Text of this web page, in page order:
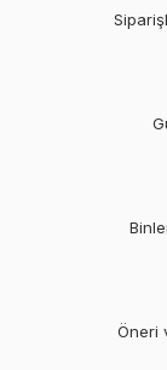
Öneri